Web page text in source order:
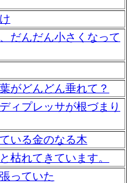
だんだん小さくなって
がどんどん垂れて？
ィプレッサが根づまり
いる金のなる木
枯れてきています。
っていた